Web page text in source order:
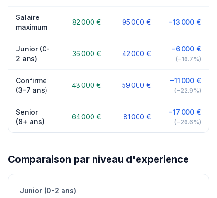
Salaire
maximum
82 000 € 95 000 € −13 000 €
Junior (0-
2 ans)
36 000 € 42 000 €
−6 000 €
(−16.7%)
Confirme
(3-7 ans)
48 000 € 59 000 €
−11 000 €
(−22.9%)
Senior
(8+ ans)
64 000 € 81 000 €
−17 000 €
(−26.6%)
Comparaison par niveau d'experience
Junior (0-2 ans)